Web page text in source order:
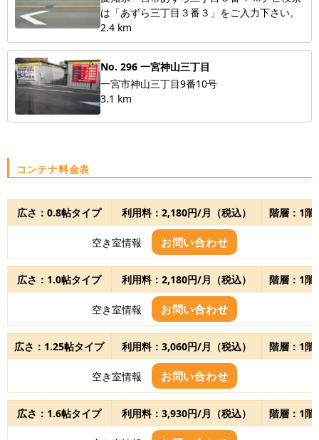
は「あずら三丁目３番３」をご入力下さい。
2.4 km
No. 296 一宮神山三丁目
一宮市神山三丁目9番10号
3.1 km
コンテナ料金表
広さ：0.8帖タイプ 利用料：2,180円/月（税込） 階層：1階
空き室情報 お問い合わせ
広さ：1.0帖タイプ 利用料：2,180円/月（税込） 階層：1階
空き室情報 お問い合わせ
広さ：1.25帖タイプ 利用料：3,060円/月（税込） 階層：1階
空き室情報 お問い合わせ
広さ：1.6帖タイプ 利用料：3,930円/月（税込） 階層：1階